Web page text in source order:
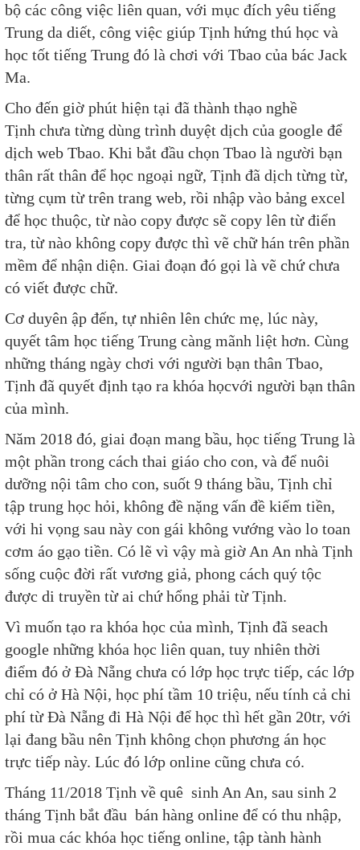
bộ các công việc liên quan, với mục đích yêu tiếng
Trung da diết, công việc giúp Tịnh hứng thú học và
học tốt tiếng Trung đó là chơi với Tbao của bác Jack
Ma.
Cho đến giờ phút hiện tại đã thành thạo nghề
Tịnh chưa từng dùng trình duyệt dịch của google để
dịch web Tbao. Khi bắt đầu chọn Tbao là người bạn
thân rất thân để học ngoại ngữ, Tịnh đã dịch từng từ,
từng cụm từ trên trang web, rồi nhập vào bảng excel
để học thuộc, từ nào copy được sẽ copy lên từ điển
tra, từ nào không copy được thì vẽ chữ hán trên phần
mềm để nhận diện. Giai đoạn đó gọi là vẽ chứ chưa
có viết được chữ.
Cơ duyên ập đến, tự nhiên lên chức mẹ, lúc này,
quyết tâm học tiếng Trung càng mãnh liệt hơn. Cùng
những tháng ngày chơi với người bạn thân Tbao,
Tịnh đã quyết định tạo ra khóa họcvới người bạn thân
của mình.​
Năm 2018 đó, giai đoạn mang bầu, học tiếng Trung là
một phần trong cách thai giáo cho con, và để nuôi
dưỡng nội tâm cho con, suốt 9 tháng bầu, Tịnh chỉ
tập trung học hỏi, không đề nặng vấn đề kiếm tiền,
với hi vọng sau này con gái không vướng vào lo toan
cơm áo gạo tiền. Có lẽ vì vậy mà giờ An An nhà Tịnh
sống cuộc đời rất vương giả, phong cách quý tộc
được di truyền từ ai chứ hổng phải từ Tịnh.
Vì muốn tạo ra khóa học của mình, Tịnh đã seach
google những khóa học liên quan, tuy nhiên thời
điểm đó ở Đà Nẵng chưa có lớp học trực tiếp, các lớp
chỉ có ở Hà Nội, học phí tầm 10 triệu, nếu tính cả chi
phí từ Đà Nẵng đi Hà Nội để học thì hết gần 20tr, với
lại đang bầu nên Tịnh không chọn phương án học
trực tiếp này. Lúc đó lớp online cũng chưa có.
Tháng 11/2018 Tịnh về quê sinh An An, sau sinh 2
tháng Tịnh bắt đầu bán hàng online để có thu nhập,
rồi mua các khóa học tiếng online, tập tành hành